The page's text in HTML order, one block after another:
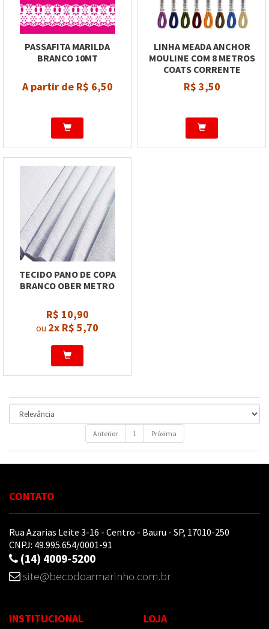
PASSAFITA MARILDA
BRANCO 10MT
A partir de R$ 6,50
LINHA MEADA ANCHOR
MOULINE COM 8 METROS
COATS CORRENTE
R$ 3,50
TECIDO PANO DE COPA
BRANCO OBER METRO
R$ 10,90
ou 2x R$ 5,70
Anterior 1 Próxima
CONTATO
Rua Azarias Leite 3-16 - Centro - Bauru - SP, 17010-250
CNPJ: 49.995.654/0001-91
(14) 4009-5200
site@becodoarmarinho.com.br
INSTITUCIONAL LOJA